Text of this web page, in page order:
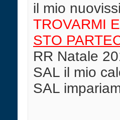
il mio
TROVARMI
STO
RR Natale
SAL il mio
SAL